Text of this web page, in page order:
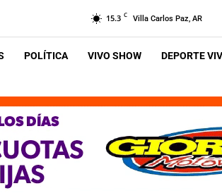
15.3 C Villa Carlos Paz, AR
POLÍTICA VIVO SHOW DEPORTE